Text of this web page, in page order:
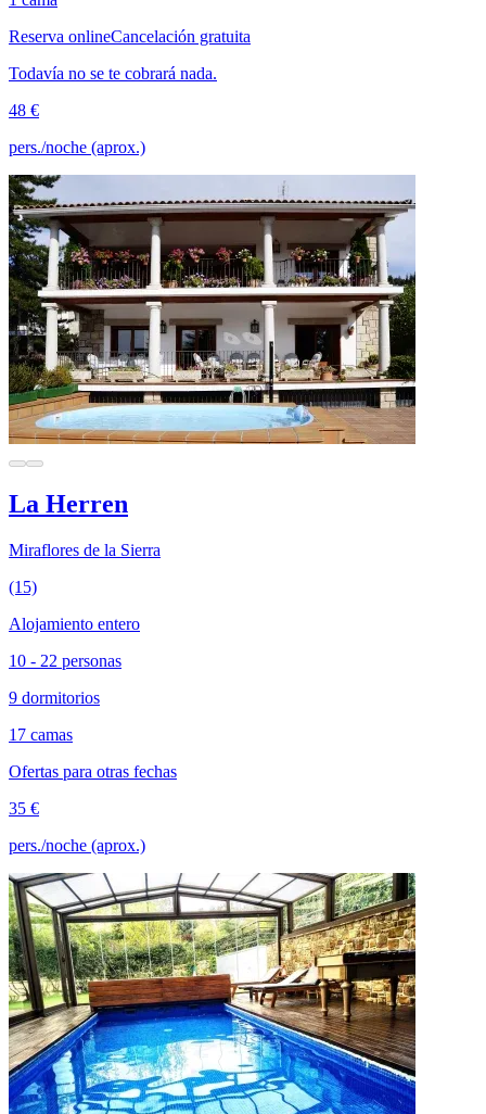
Reserva onlineCancelación gratuita
Todavía no se te cobrará nada.
48 €
pers./noche (aprox.)
La Herren
Miraflores de la Sierra
(15)
Alojamiento entero
10 - 22 personas
9 dormitorios
17 camas
Ofertas para otras fechas
35 €
pers./noche (aprox.)